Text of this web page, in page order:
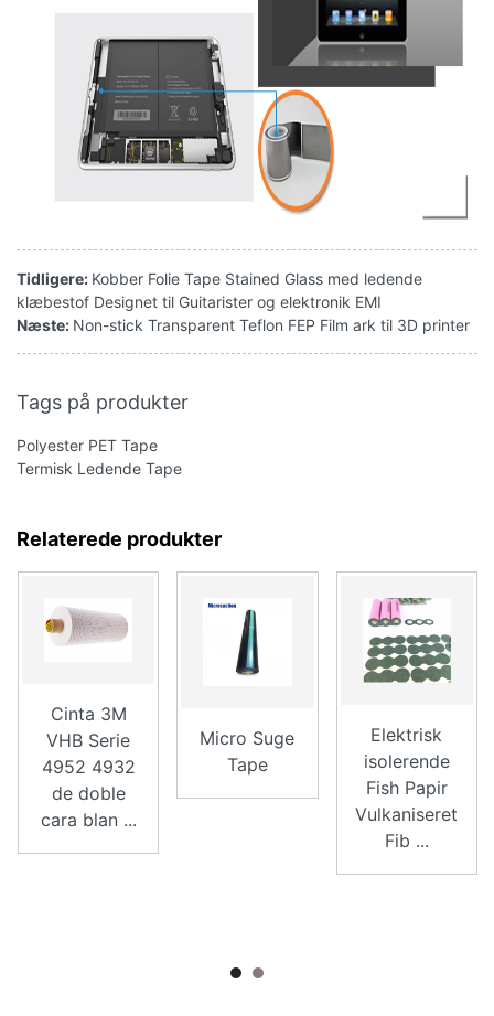
Tidligere: Kobber Folie Tape Stained Glass med ledende
klæbestof Designet til Guitarister og elektronik EMI
Næste: Non-stick Transparent Teflon FEP Film ark til 3D printer
Tags på produkter
Polyester PET Tape
Termisk Ledende Tape
Relaterede produkter
Cinta 3M
VHB Serie
4952 4932
de doble
cara blan ...
Micro Suge
Tape
Elektrisk
isolerende
Fish Papir
Vulkaniseret
Fib ...